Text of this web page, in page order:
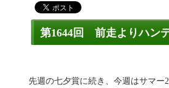
第1644回 前走よりハン
先週の七夕賞に続き、今週はサマー